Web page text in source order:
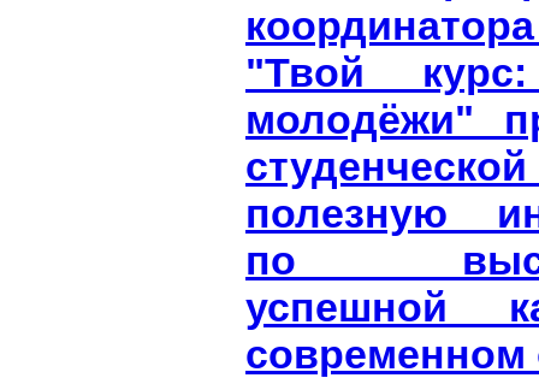
"Твой
молодёжи"
полезную
по
успешной
современном